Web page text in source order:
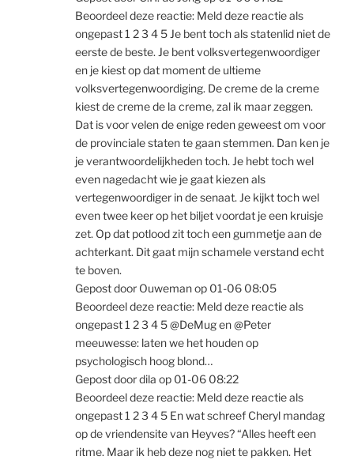
Beoordeel deze reactie: Meld deze reactie als
ongepast 1 2 3 4 5 Je bent toch als statenlid niet de
eerste de beste. Je bent volksvertegenwoordiger
en je kiest op dat moment de ultieme
volksvertegenwoordiging. De creme de la creme
kiest de creme de la creme, zal ik maar zeggen.
Dat is voor velen de enige reden geweest om voor
de provinciale staten te gaan stemmen. Dan ken je
je verantwoordelijkheden toch. Je hebt toch wel
even nagedacht wie je gaat kiezen als
vertegenwoordiger in de senaat. Je kijkt toch wel
even twee keer op het biljet voordat je een kruisje
zet. Op dat potlood zit toch een gummetje aan de
achterkant. Dit gaat mijn schamele verstand echt
te boven.
Gepost door Ouweman op 01-06 08:05
Beoordeel deze reactie: Meld deze reactie als
ongepast 1 2 3 4 5 @DeMug en @Peter
meeuwesse: laten we het houden op
psychologisch hoog blond…
Gepost door dila op 01-06 08:22
Beoordeel deze reactie: Meld deze reactie als
ongepast 1 2 3 4 5 En wat schreef Cheryl mandag
op de vriendensite van Heyves? “Alles heeft een
ritme. Maar ik heb deze nog niet te pakken. Het